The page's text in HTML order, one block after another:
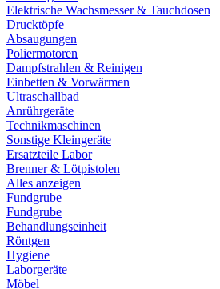
Elektrische Wachsmesser & Tauchdosen
Drucktöpfe
Absaugungen
Poliermotoren
Dampfstrahlen & Reinigen
Einbetten & Vorwärmen
Ultraschallbad
Anrührgeräte
Technikmaschinen
Sonstige Kleingeräte
Ersatzteile Labor
Brenner & Lötpistolen
Alles anzeigen
Fundgrube
Fundgrube
Behandlungseinheit
Röntgen
Hygiene
Laborgeräte
Möbel